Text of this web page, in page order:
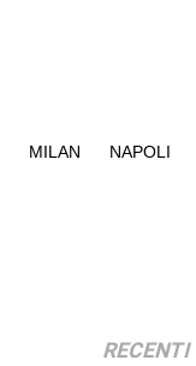
MILAN NAPOLI
RECENTI